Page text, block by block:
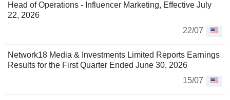
Head of Operations - Influencer Marketing, Effective July
22, 2026
22/07
Network18 Media & Investments Limited Reports Earnings
Results for the First Quarter Ended June 30, 2026
15/07